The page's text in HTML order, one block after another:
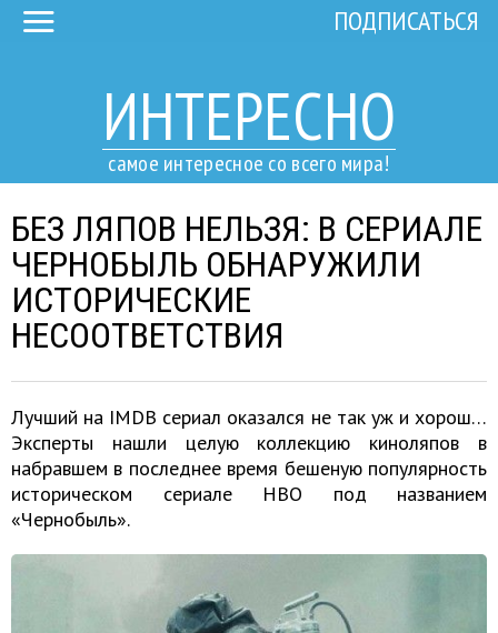
ИНТЕРЕСНО
самое интересное со всего мира!
ПОДПИСАТЬСЯ
БЕЗ ЛЯПОВ НЕЛЬЗЯ: В СЕРИАЛЕ
ЧЕРНОБЫЛЬ ОБНАРУЖИЛИ
ИСТОРИЧЕСКИЕ
НЕСООТВЕТСТВИЯ
Лучший на IMDB сериал оказался не так уж и хорош…
Эксперты нашли целую коллекцию киноляпов в
набравшем в последнее время бешеную популярность
историческом сериале HBO под названием
«Чернобыль».